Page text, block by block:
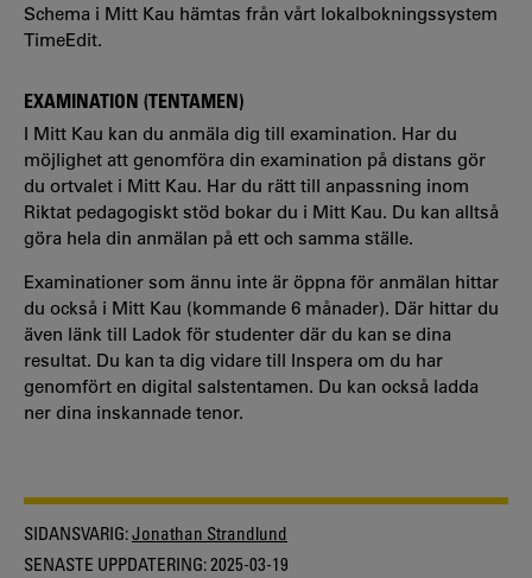
Schema i Mitt Kau hämtas från vårt lokalbokningssystem
TimeEdit.
EXAMINATION (TENTAMEN)
I Mitt Kau kan du anmäla dig till examination. Har du
möjlighet att genomföra din examination på distans gör
du ortvalet i Mitt Kau. Har du rätt till anpassning inom
Riktat pedagogiskt stöd bokar du i Mitt Kau. Du kan alltså
göra hela din anmälan på ett och samma ställe.
Examinationer som ännu inte är öppna för anmälan hittar
du också i Mitt Kau (kommande 6 månader). Där hittar du
även länk till Ladok för studenter där du kan se dina
resultat. Du kan ta dig vidare till Inspera om du har
genomfört en digital salstentamen. Du kan också ladda
ner dina inskannade tenor.
SIDANSVARIG:Jonathan Strandlund
SENASTE UPPDATERING:2025-03-19